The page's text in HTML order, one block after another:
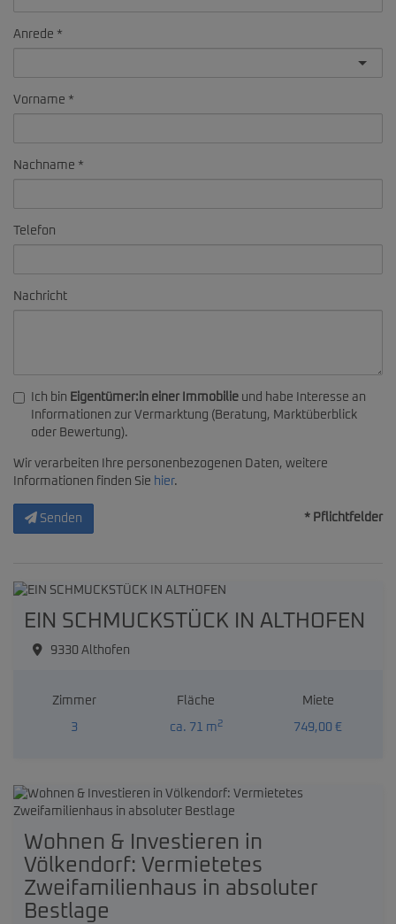
Anrede
Vorname
Nachname
Telefon
Nachricht
Ich bin Eigentümer:in einer Immobilie und habe Interesse an
Informationen zur Vermarktung (Beratung, Marktüberblick
oder Bewertung).
Wir verarbeiten Ihre personenbezogenen Daten, weitere
Informationen finden Sie hier.
Senden * Pflichtfelder
EIN SCHMUCKSTÜCK IN ALTHOFEN
9330 Althofen
Zimmer
3
Fläche
ca. 71 m2
Miete
749,00 €
Wohnen & Investieren in
Völkendorf: Vermietetes
Zweifamilienhaus in absoluter
Bestlage